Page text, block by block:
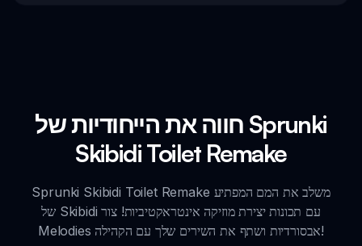
חווה את הייחודיות של Sprunki
Skibidi Toilet Remake
Sprunki Skibidi Toilet Remake משלב את המם המפתיע
של Skibidi עם תכונות יצירת מוזיקה אינטראקטיביות! צור
Melodies אבסורדיות ושתף את השירים שלך עם הקהילה!